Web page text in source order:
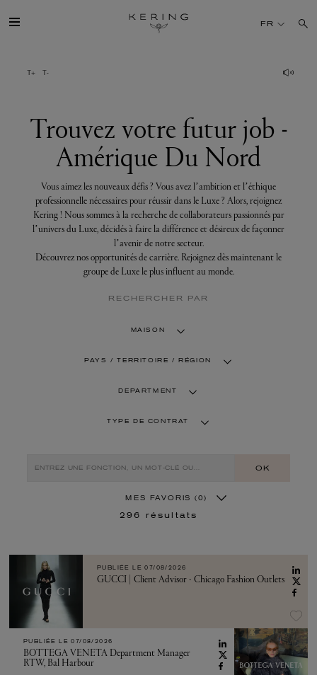
votre
futur
TALENT
DÉV. DURABLE
FINANCE
PRESSE
FR
Trouvez votre futur job -
Amérique Du Nord
Vous aimez les nouveaux défis ? Vous avez l’ambition et l’éthique
professionnelle nécessaires pour réussir dans le Luxe ? Alors, rejoignez
Kering ! Nous sommes à la recherche de collaborateurs passionnés par
l’univers du Luxe, décidés à faire la différence et désireux de façonner
l’avenir de notre secteur.
Découvrez nos opportunités de carrière. Rejoignez dès maintenant le
groupe de Luxe le plus influent au monde.
RECHERCHER PAR
MAISON
PAYS / TERRITOIRE / RÉGION
DEPARTMENT
TYPE DE CONTRAT
OK
MES FAVORIS (0)
296 résultats
PUBLIÉE LE 07/08/2026
GUCCI | Client Advisor - Chicago Fashion Outlets
PUBLIÉE LE 07/08/2026
BOTTEGA VENETA Department Manager
RTW, Bal Harbour